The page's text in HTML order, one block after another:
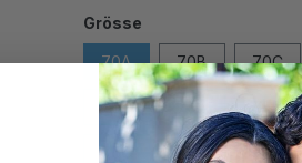
Grösse
70A 70B 70C
70D 75A 75B
75C 75D 80A